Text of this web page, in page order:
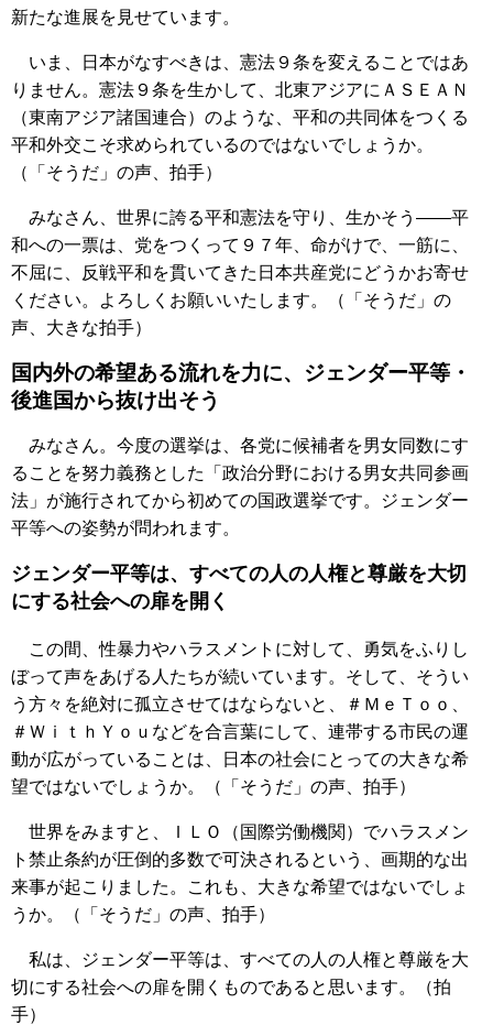
新たな進展を見せています。
いま、日本がなすべきは、憲法９条を変えることではあ
りません。憲法９条を生かして、北東アジアにＡＳＥＡＮ
（東南アジア諸国連合）のような、平和の共同体をつくる
平和外交こそ求められているのではないでしょうか。
（「そうだ」の声、拍手）
みなさん、世界に誇る平和憲法を守り、生かそう――平
和への一票は、党をつくって９７年、命がけで、一筋に、
不屈に、反戦平和を貫いてきた日本共産党にどうかお寄せ
ください。よろしくお願いいたします。（「そうだ」の
声、大きな拍手）
国内外の希望ある流れを力に、ジェンダー平等・
後進国から抜け出そう
みなさん。今度の選挙は、各党に候補者を男女同数にす
ることを努力義務とした「政治分野における男女共同参画
法」が施行されてから初めての国政選挙です。ジェンダー
平等への姿勢が問われます。
ジェンダー平等は、すべての人の人権と尊厳を大切
にする社会への扉を開く
この間、性暴力やハラスメントに対して、勇気をふりし
ぼって声をあげる人たちが続いています。そして、そうい
う方々を絶対に孤立させてはならないと、＃ＭｅＴｏｏ、
＃ＷｉｔｈＹｏｕなどを合言葉にして、連帯する市民の運
動が広がっていることは、日本の社会にとっての大きな希
望ではないでしょうか。（「そうだ」の声、拍手）
世界をみますと、ＩＬＯ（国際労働機関）でハラスメン
ト禁止条約が圧倒的多数で可決されるという、画期的な出
来事が起こりました。これも、大きな希望ではないでしょ
うか。（「そうだ」の声、拍手）
私は、ジェンダー平等は、すべての人の人権と尊厳を大
切にする社会への扉を開くものであると思います。（拍
手）